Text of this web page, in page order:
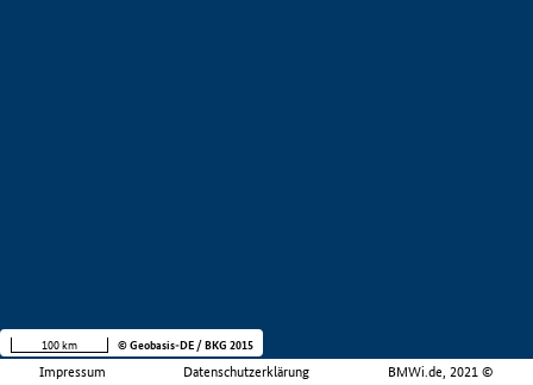
Impressum Datenschutzerklärung BMWi.de, 2021 ©
100 km © Geobasis-DE / BKG 2015